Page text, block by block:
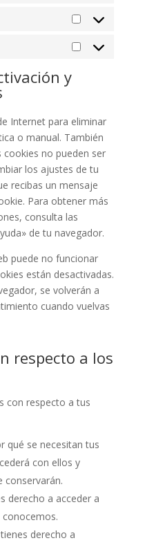
Estadísticas
Marketing
y
Internet para eliminar
o manual. También
cookies no pueden ser
los ajustes de tu
recibas un mensaje
Para obtener más
consulta las
de tu navegador.
puede no funcionar
están desactivadas.
se volverán a
cuando vuelvas
respecto a los
con respecto a tus
qué se necesitan tus
con ellos y
conservarán.
derecho a acceder a
derecho a